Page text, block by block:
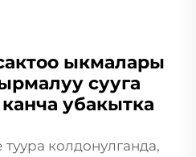
ыкмалары
сууга
убакытка
колдонулганда,